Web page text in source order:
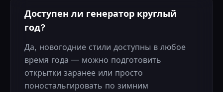
Доступен ли генератор круглый
год?
Да, новогодние стили доступны в любое
время года — можно подготовить
открытки заранее или просто
поностальгировать по зимним